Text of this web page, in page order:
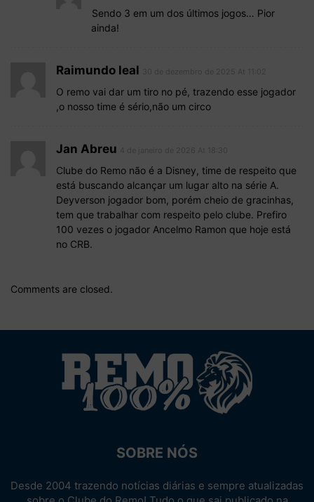
Sendo 3 em um dos últimos jogos… Pior
ainda!
Raimundo leal
O remo vai dar um tiro no pé, trazendo esse jogador
,o nosso time é sério,não um circo
Jan Abreu
Clube do Remo não é a Disney, time de respeito que
está buscando alcançar um lugar alto na série A.
Deyverson jogador bom, porém cheio de gracinhas,
tem que trabalhar com respeito pelo clube. Prefiro
100 vezes o jogador Ancelmo Ramon que hoje está
no CRB.
Comments are closed.
SOBRE NÓS
Desde 2004 trazendo notícias diárias e sempre atualizadas